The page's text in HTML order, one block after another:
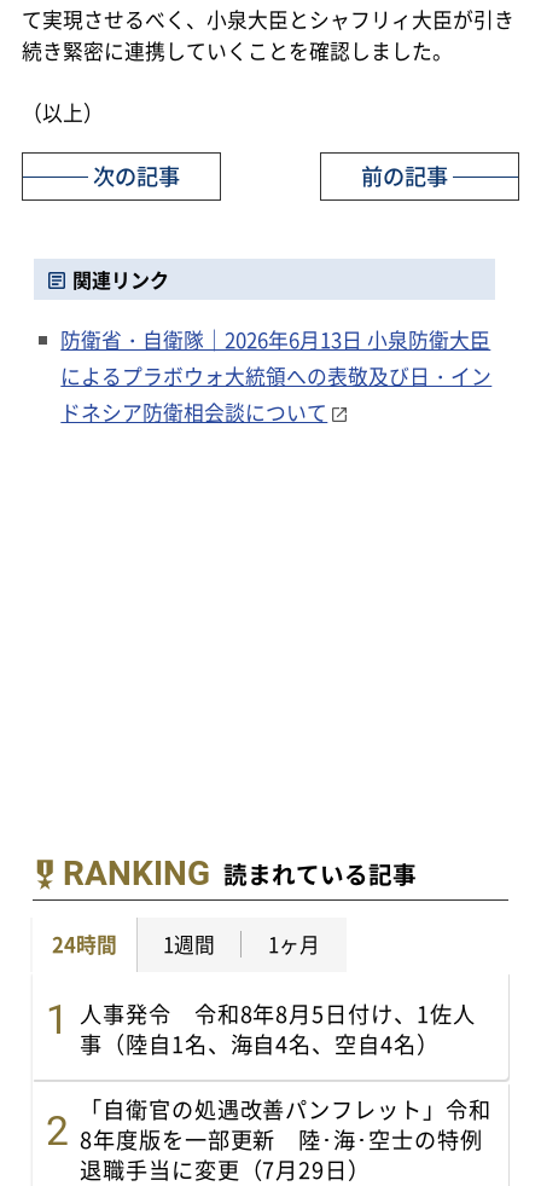
て実現させるべく、小泉大臣とシャフリィ大臣が引き
続き緊密に連携していくことを確認しました。
（以上）
前の記事
次の記事
関連リンク
防衛省・自衛隊｜2026年6月13日 小泉防衛大臣
によるプラボウォ大統領への表敬及び日・イン
ドネシア防衛相会談について
RANKING 読まれている記事
24時間 1週間 1ヶ月
人事発令 令和8年8月5日付け、1佐人
事（陸自1名、海自4名、空自4名）
「自衛官の処遇改善パンフレット」令和
8年度版を一部更新 陸･海･空士の特例
退職手当に変更（7月29日）